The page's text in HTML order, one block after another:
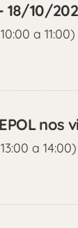
18/10/
a 11:00)
nos
a 14:00)